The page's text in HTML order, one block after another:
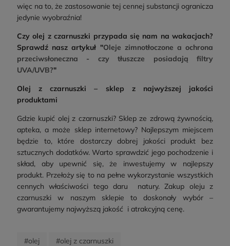
więc na to, że zastosowanie tej cennej substancji ogranicza
jedynie wyobraźnia!
Czy olej z czarnuszki przypada się nam na wakacjach?
Sprawdź nasz artykuł "Oleje zimnotłoczone a ochrona
przeciwsłoneczna - czy tłuszcze posiadają filtry
UVA/UVB?"
Olej z czarnuszki – sklep z najwyższej jakości
produktami
Gdzie kupić olej z czarnuszki? Sklep ze zdrową żywnością,
apteka, a może sklep internetowy? Najlepszym miejscem
będzie to, które dostarczy dobrej jakości produkt bez
sztucznych dodatków. Warto sprawdzić jego pochodzenie i
skład, aby upewnić się, że inwestujemy w najlepszy
produkt. Przełoży się to na pełne wykorzystanie wszystkich
cennych właściwości tego daru natury. Zakup oleju z
czarnuszki w naszym sklepie to doskonały wybór –
gwarantujemy najwyższą jakość i atrakcyjną cenę.
#olej #olej z czarnuszki